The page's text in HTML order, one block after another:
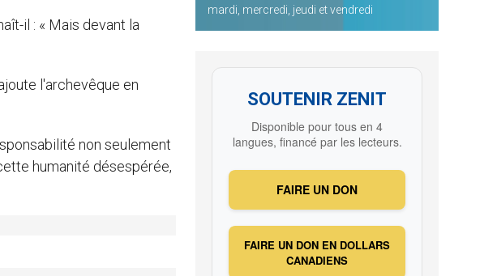
il : « Mais devant la
l'archevêque en
non seulement
humanité désespérée,
mardi, mercredi, jeudi et vendredi
SOUTENIR ZENIT
Disponible pour tous en 4
langues, financé par les lecteurs.
FAIRE UN DON
FAIRE UN DON EN DOLLARS
CANADIENS